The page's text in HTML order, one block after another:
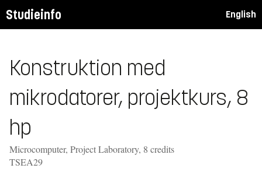
Studieinfo English
Konstruktion med
mikrodatorer, projektkurs, 8
hp
Microcomputer, Project Laboratory, 8 credits
TSEA29